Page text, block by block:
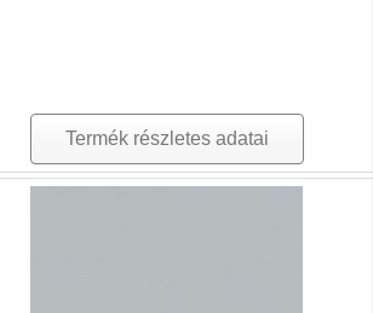
Termék részletes adatai